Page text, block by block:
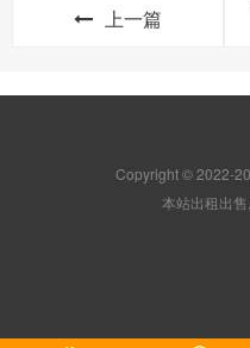
上一篇
Copyright © 2022-
本站出租出